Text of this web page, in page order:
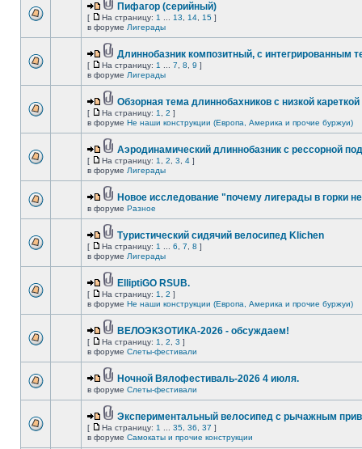
Пифагор (серийный)
[ На страницу: 1 13 14 15 ]
в форуме Лигерады
Длиннобазник композитный, с интегрированным
[ На страницу: 1 7 8 9 ]
в форуме Лигерады
Обзорная тема длиннобахников с низкой кареткой
[ На страницу: 1 2 ]
в форуме Не наши конструкции (Европа, Америка и прочие буржуи)
Аэродинамический длиннобазник с рессорной
[ На страницу: 1 2 3 4 ]
в форуме Лигерады
Новое исследование "почему лигерады в горки
в форуме Разное
Туристический сидячий велосипед Klichen
[ На страницу: 1 6 7 8 ]
в форуме Лигерады
ElliptiGO RSUB.
[ На страницу: 1 2 ]
в форуме Не наши конструкции (Европа, Америка и прочие буржуи)
ВЕЛОЭКЗОТИКА-2026 - обсуждаем!
[ На страницу: 1 2 3 ]
в форуме Слеты-фестивали
Ночной Вялофестиваль-2026 4 июля.
в форуме Слеты-фестивали
Экспериментальный велосипед с рычажным
[ На страницу: 1 35 36 37 ]
в форуме Самокаты и прочие конструкции